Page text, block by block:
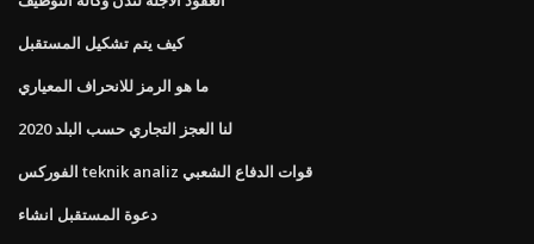
كيف يتم تشكيل المستقبل
ما هو الرمز للانحراف المعياري
لنا العجز التجاري حسب البلد 2020
الفوركس teknik analiz قوات الدفاع الشعبي
دعوة المستقبل انشاء